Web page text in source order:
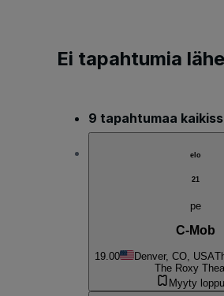
Ei tapahtumia
9 tapahtumaa
elo
21
pe
C-Mob
19.00 Denver, CO, USA
The Roxy
Myyty